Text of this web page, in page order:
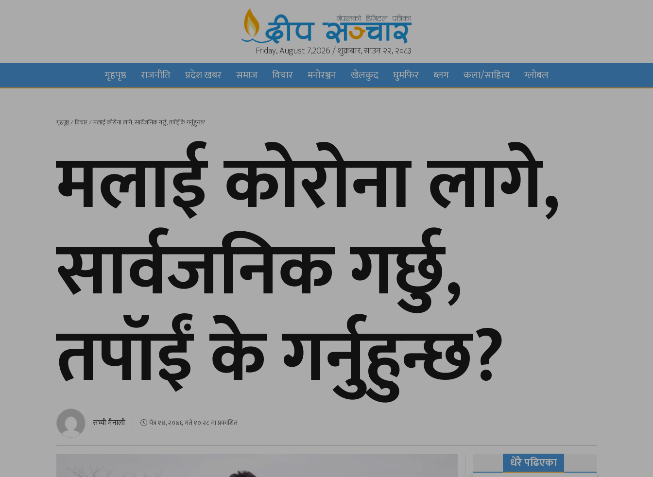
Friday, August 7,2026 / शुक्रबार, साउन २२, २०८३
गृहपृष्ठ राजनीति प्रदेश खबर समाज विचार मनाेरञ्जन खेलकुद घुमफिर ब्लग कला/साहित्य ग्लोबल
गृहपृष्ठ∕विचार∕मलाई कोरोना लागे, सार्वजनिक गर्छु, तपॉईं के गर्नुहुन्छ?
मलाई कोरोना लागे,
सार्वजनिक गर्छु,
तपॉईं के गर्नुहुन्छ?
सच्ची मैनाली चैत्र १४, २०७६ गते १०:२८ मा प्रकाशित
धेरै पढिएका